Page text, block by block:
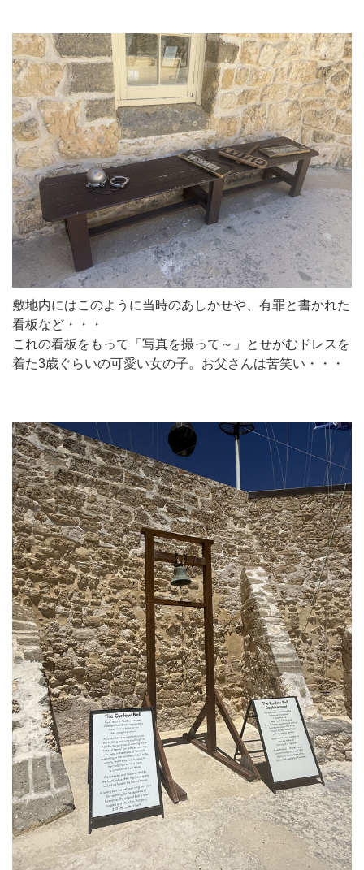
敷地内にはこのように当時のあしかせや、有罪と書かれた
看板など・・・
これの看板をもって「写真を撮って～」とせがむドレスを
着た3歳ぐらいの可愛い女の子。お父さんは苦笑い・・・